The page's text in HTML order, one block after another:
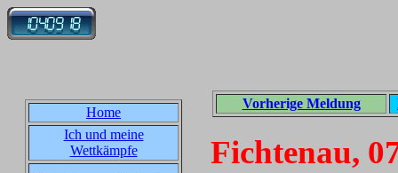
Home
Ich und meine
Wettkämpfe
Vorherige Meldung
Fichtenau,